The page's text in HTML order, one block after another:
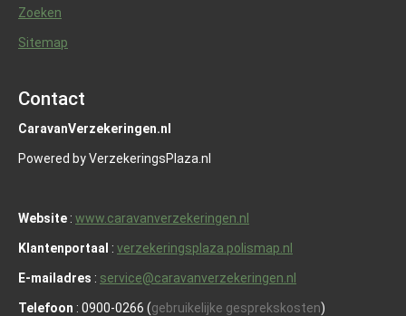
Zoeken
Sitemap
Contact
CaravanVerzekeringen.nl
Powered by VerzekeringsPlaza.nl
Website : www.caravanverzekeringen.nl
Klantenportaal : verzekeringsplaza.polismap.nl
E-mailadres : service@caravanverzekeringen.nl
Telefoon : 0900-0266 (gebruikelijke gesprekskosten)